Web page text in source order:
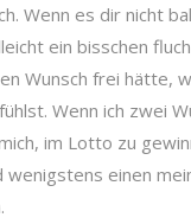
Wenn es dir nicht
ein bisschen
Wunsch frei hätte,
Wenn ich zwei
im Lotto zu
wenigstens einen